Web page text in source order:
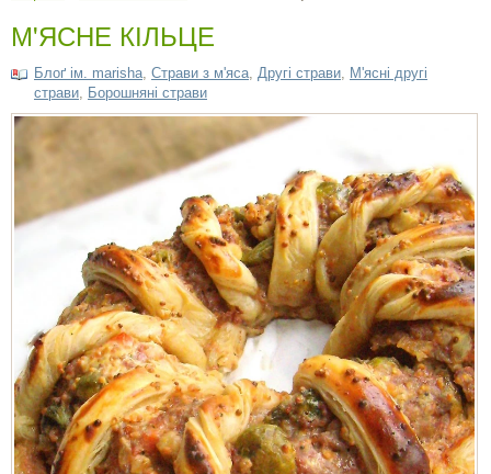
М'ЯСНЕ КІЛЬЦЕ
Блоґ ім. marisha Страви з м'яса Другі страви М'ясні другі
страви Борошняні страви